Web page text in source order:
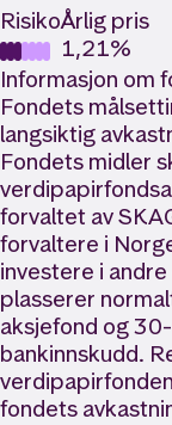
RisikoÅrlig pris
1,21%
Informasjon om
Fondets
langsiktig
Fondets midler
forvaltet av
forvaltere i
investere i
plasserer
aksjefond og
bankinnskudd.
fondets